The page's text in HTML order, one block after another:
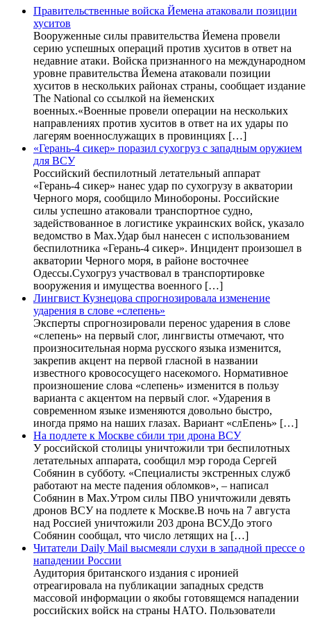
Правительственные войска Йемена атаковали позиции
хуситов
Вооруженные силы правительства Йемена провели
серию успешных операций против хуситов в ответ на
недавние атаки. Войска признанного на международном
уровне правительства Йемена атаковали позиции
хуситов в нескольких районах страны, сообщает издание
The National со ссылкой на йеменских
военных.«Военные провели операции на нескольких
направлениях против хуситов в ответ на их удары по
лагерям военнослужащих в провинциях […]
«Герань-4 сикер» поразил сухогруз с западным оружием
для ВСУ
Российский беспилотный летательный аппарат
«Герань-4 сикер» нанес удар по сухогрузу в акватории
Черного моря, сообщило Минобороны. Российские
силы успешно атаковали транспортное судно,
задействованное в логистике украинских войск, указало
ведомство в Max.Удар был нанесен с использованием
беспилотника «Герань-4 сикер». Инцидент произошел в
акватории Черного моря, в районе восточнее
Одессы.Сухогруз участвовал в транспортировке
вооружения и имущества военного […]
Лингвист Кузнецова спрогнозировала изменение
ударения в слове «слепень»
Эксперты спрогнозировали перенос ударения в слове
«слепень» на первый слог, лингвисты отмечают, что
произносительная норма русского языка изменится,
закрепив акцент на первой гласной в названии
известного кровососущего насекомого. Нормативное
произношение слова «слепень» изменится в пользу
варианта с акцентом на первый слог. «Ударения в
современном языке изменяются довольно быстро,
иногда прямо на наших глазах. Вариант «слЕпень» […]
На подлете к Москве сбили три дрона ВСУ
У российской столицы уничтожили три беспилотных
летательных аппарата, сообщил мэр города Сергей
Собянин в субботу. «Специалисты экстренных служб
работают на месте падения обломков», – написал
Собянин в Max.Утром силы ПВО уничтожили девять
дронов ВСУ на подлете к Москве.В ночь на 7 августа
над Россией уничтожили 203 дрона ВСУ.До этого
Собянин сообщал, что число летящих на […]
Читатели Daily Mail высмеяли слухи в западной прессе о
нападении России
Аудитория британского издания с иронией
отреагировала на публикации западных средств
массовой информации о якобы готовящемся нападении
российских войск на страны НАТО. Пользователи